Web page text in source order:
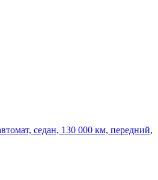
седан, 130 000 км, передний,